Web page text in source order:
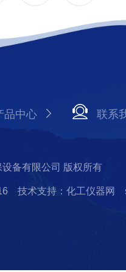
品中心 联系
备有限公司 版权所有
技术支持：化工仪器网